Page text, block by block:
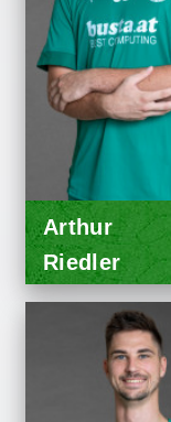
Arthur
Riedler